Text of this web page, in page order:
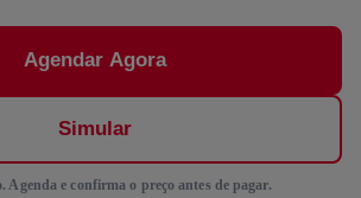
Agendar Agora
Simular
Agenda e confirma o preço antes de pagar.